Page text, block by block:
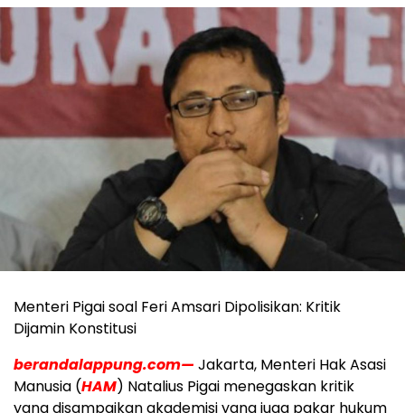
Menteri Pigai soal Feri Amsari Dipolisikan: Kritik
Dijamin Konstitusi
berandalappung.com— Jakarta, Menteri Hak Asasi
Manusia (HAM) Natalius Pigai menegaskan kritik
yang disampaikan akademisi yang juga pakar hukum